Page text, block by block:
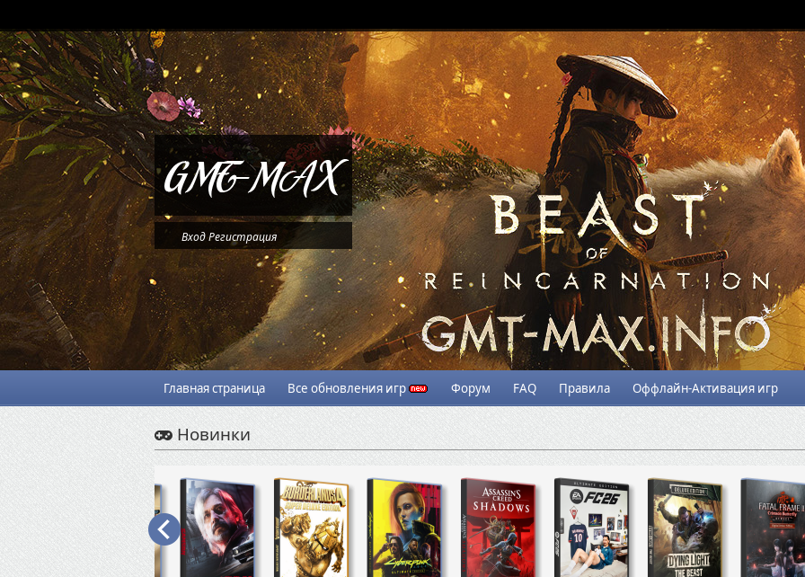
ВходРегистрация
Главная страница Все обновления игр Форум FAQ Правила Оффлайн-Активация игр
Новинки